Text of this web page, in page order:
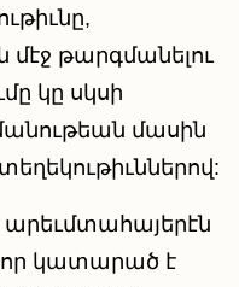
թարգմանելու
կը սկսի
մասին
կատարած է